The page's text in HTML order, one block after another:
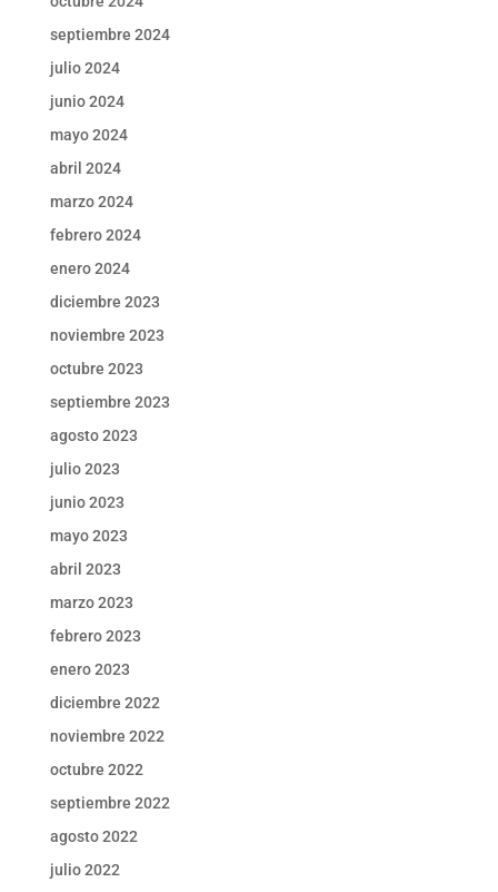
septiembre 2024
julio 2024
junio 2024
mayo 2024
abril 2024
marzo 2024
febrero 2024
enero 2024
diciembre 2023
noviembre 2023
octubre 2023
septiembre 2023
agosto 2023
julio 2023
junio 2023
mayo 2023
abril 2023
marzo 2023
febrero 2023
enero 2023
diciembre 2022
noviembre 2022
octubre 2022
septiembre 2022
agosto 2022
julio 2022